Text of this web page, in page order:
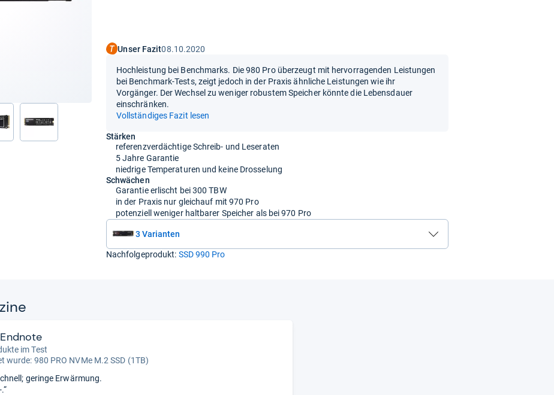
Unser Fazit08.10.2020
Hochleistung bei Benchmarks. Die 980 Pro überzeugt mit hervorragenden Leistungen
bei Benchmark-Tests, zeigt jedoch in der Praxis ähnliche Leistungen wie ihr
Vorgänger. Der Wechsel zu weniger robustem Speicher könnte die Lebensdauer
einschränken.
Vollständiges Fazit lesen
Stärken
referenzverdächtige Schreib- und Leseraten
5 Jahre Garantie
niedrige Temperaturen und keine Drosselung
Schwächen
Garantie erlischt bei 300 TBW
in der Praxis nur gleichauf mit 970 Pro
potenziell weniger haltbarer Speicher als bei 970 Pro
3 Varianten
Nachfolgeprodukt: SSD 990 Pro
im Test
wurde: 980 PRO NVMe M.2 SSD (1TB)
geringe Erwärmung.